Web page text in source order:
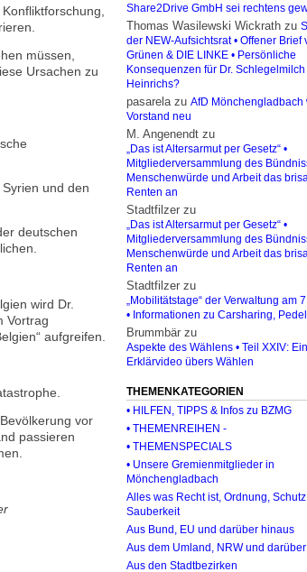
müssen,
Ursachen zu
und den
deutschen
wird Dr.
Vortrag
aufgreifen.
vor
passieren
Share2Drive GmbH sei rechtens
Thomas Wasilewski Wickrath zu
der NEW-Aufsichtsrat • Offener Brief
Grünen & DIE LINKE • Persönliche
Konsequenzen für Dr. Schlegelmilch
Heinrichs?
pasarelazu AfD Mönchengladbach
Vorstand neu
M. Angenendt zu
„Das ist Altersarmut per Gesetz“ •
Mitgliederversammlung des
Menschenwürde und Arbeit das
Renten an
Stadtfilzer zu
„Das ist Altersarmut per Gesetz“ •
Mitgliederversammlung des
Menschenwürde und Arbeit das
Renten an
Stadtfilzer zu
„Mobilitätstage“ der Verwaltung am
• Informationen zu Carsharing,
Brummbär zu
Aspekte des Wählens • Teil XXIV: Ein
Erklärvideo übers Wählen
THEMENKATEGORIEN
• HILFEN, TIPPS & Infos zu BZMG
• THEMENREIHEN -
• THEMENSPECIALS
• Unsere Gremienmitglieder in
Mönchengladbach
Alles was Recht ist, Ordnung, Schutz
Sauberkeit
Aus Bund, EU und darüber hinaus
Aus dem Umland, NRW und
Aus den Stadtbezirken